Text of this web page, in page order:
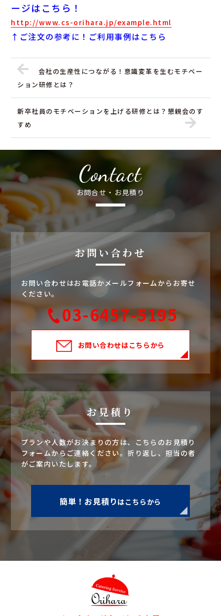
ージはこちら！
http://www.cs-orihara.jp/example.html
↑ご注文の参考に！ご利用事例はこちら
会社の生産性につながる！意識変革を生むモチベー
ション研修とは？
新卒社員のモチベーションを上げる研修とは？懇親会のす
すめ
Contact
お問合せ・お見積り
お問い合わせ
お問い合わせはお電話かメールフォームからお寄せ
ください。
03-6457-5195
お問い合わせはこちらから
お見積り
プランや人数がお決まりの方は、こちらのお見積り
フォームからご連絡ください。折り返し、担当の者
がご案内いたします。
簡単！お見積り はこちらから